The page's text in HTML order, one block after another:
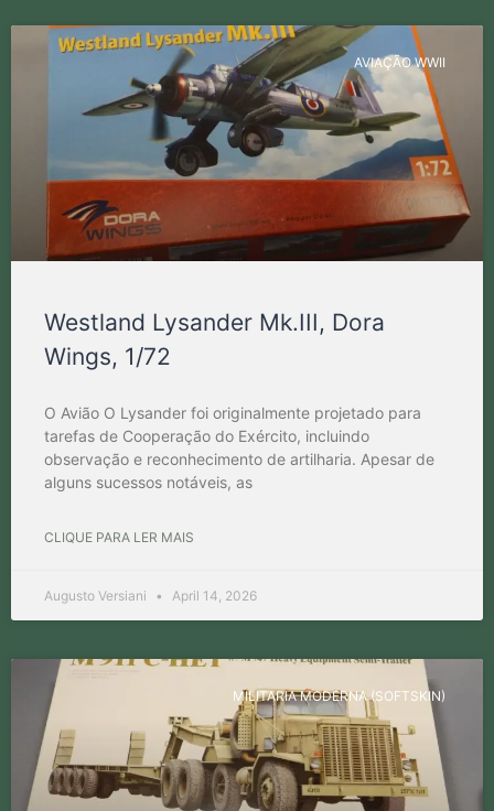
AVIAÇÃO WWII
Westland Lysander Mk.III, Dora
Wings, 1/72
O Avião O Lysander foi originalmente projetado para
tarefas de Cooperação do Exército, incluindo
observação e reconhecimento de artilharia. Apesar de
alguns sucessos notáveis, as
CLIQUE PARA LER MAIS
Augusto Versiani April 14, 2026
MILITARIA MODERNA (SOFTSKIN)